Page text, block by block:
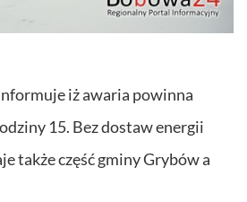
iż awaria powinna
15. Bez dostaw energii
także część gminy Grybów a